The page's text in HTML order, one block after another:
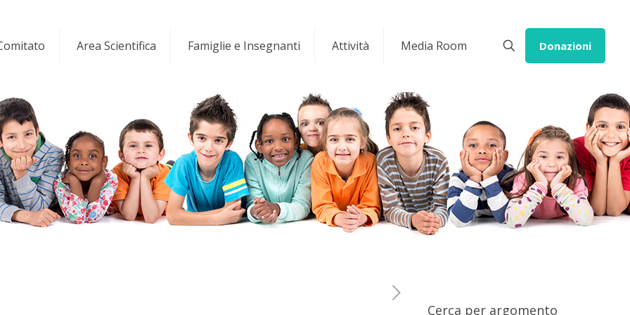
Area Scientifica Famiglie e Insegnanti Attività Media Room Donazioni
Cerca per argomento